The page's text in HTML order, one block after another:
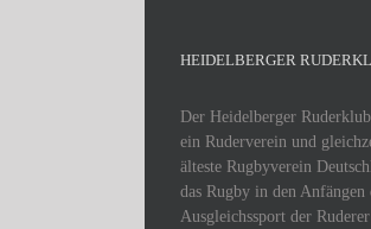
HEIDELBERGER
Der Heidelberger
ein Ruderverein und
älteste Rugbyverein
das Rugby in den Anfängen
Ausgleichssport der